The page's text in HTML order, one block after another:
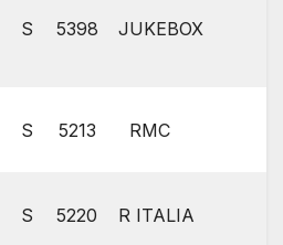
S 5398 JUKEBOX
S 5213 RMC
S 5220 R ITALIA